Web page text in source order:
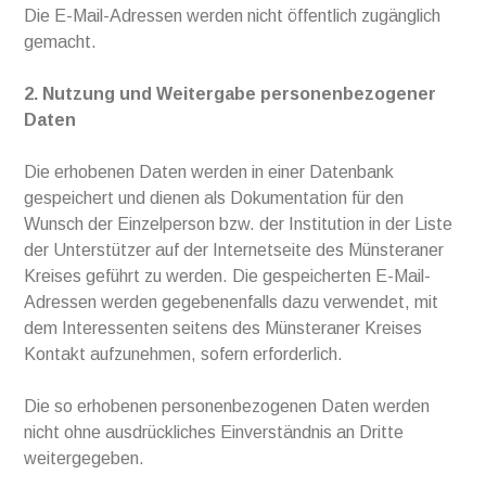
Die E-Mail-Adressen werden nicht öffentlich zugänglich
gemacht.
2. Nutzung und Weitergabe personenbezogener
Daten
Die erhobenen Daten werden in einer Datenbank
gespeichert und dienen als Dokumentation für den
Wunsch der Einzelperson bzw. der Institution in der Liste
der Unterstützer auf der Internetseite des Münsteraner
Kreises geführt zu werden. Die gespeicherten E-Mail-
Adressen werden gegebenenfalls dazu verwendet, mit
dem Interessenten seitens des Münsteraner Kreises
Kontakt aufzunehmen, sofern erforderlich.
Die so erhobenen personenbezogenen Daten werden
nicht ohne ausdrückliches Einverständnis an Dritte
weitergegeben.